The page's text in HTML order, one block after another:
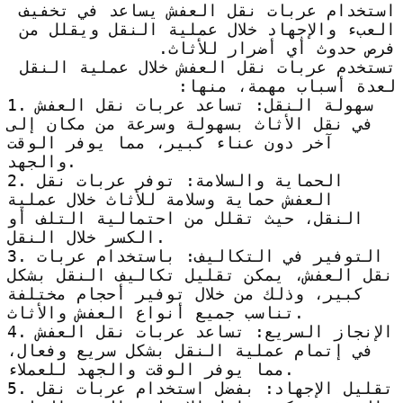
استخدام عربات نقل العفش يساعد في تخفيف
العبء والإجهاد خلال عملية النقل ويقلل من
فرص حدوث أي أضرار للأثاث.
تستخدم عربات نقل العفش خلال عملية النقل
لعدة أسباب مهمة، منها:
1. سهولة النقل: تساعد عربات نقل العفش
في نقل الأثاث بسهولة وسرعة من مكان إلى
آخر دون عناء كبير، مما يوفر الوقت
والجهد.
2. الحماية والسلامة: توفر عربات نقل
العفش حماية وسلامة للأثاث خلال عملية
النقل، حيث تقلل من احتمالية التلف أو
الكسر خلال النقل.
3. التوفير في التكاليف: باستخدام عربات
نقل العفش، يمكن تقليل تكاليف النقل بشكل
كبير، وذلك من خلال توفير أحجام مختلفة
تناسب جميع أنواع العفش والأثاث.
4. الإنجاز السريع: تساعد عربات نقل العفش
في إتمام عملية النقل بشكل سريع وفعال،
مما يوفر الوقت والجهد للعملاء.
5. تقليل الإجهاد: بفضل استخدام عربات نقل